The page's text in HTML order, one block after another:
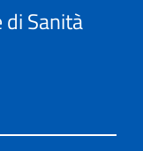
Sanità